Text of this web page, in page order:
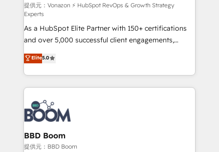
de conversion qui transforment les visiteurs en
opportunités d'affaires ➤ La mise en place de
stratégies d'acquisition marketing (SEO, SEA,
inbound, automatisation marketing, ABM, IA,
emailing) Informations clés : - 10 ans d'expérience -
100+ intégrations CRM HubSpot réussies - 40
experts conseil - 150 certifications HubSpot
cumulées
提供元：Vonazon ⚡ HubSpot RevOps & Growth Strategy
Experts
As a HubSpot Elite Partner with 150+ certifications
and over 5,000 successful client engagements,
Vonazon turns marketing complexity into
measurable, scalable growth. From onboarding to
enterprise-grade campaigns, our in-house team
builds scalable strategies that drive long-term
revenue. ⚙️ HubSpot Integration & Optimization •
Seamless CRM, CMS, and automation setup •
Complex platform migrations and data cleanups •
Custom APIs and third-party integrations 📈 End-to-
End Revenue Acceleration • Lifecycle marketing and
Elite5.0
BBD Boom
提供元：BBD Boom